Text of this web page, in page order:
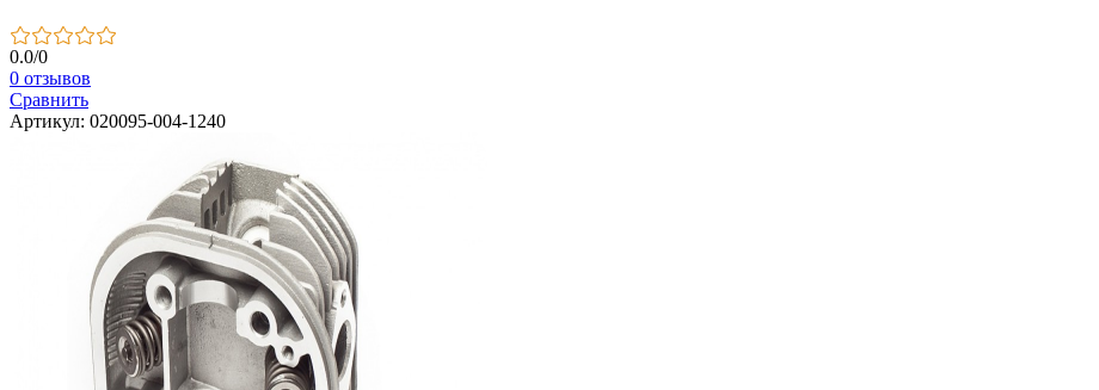
0.0/0
0 отзывов
Сравнить
Артикул: 020095-004-1240